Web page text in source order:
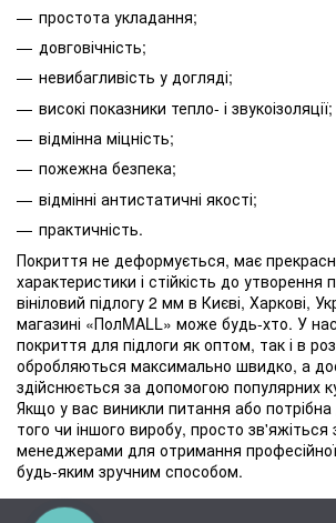
простота укладання;
довговічність;
невибагливість у догляді;
високі показники тепло- і звукоізоляції;
відмінна міцність;
пожежна безпека;
відмінні антистатичні якості;
практичність.
Покриття не деформується, має
характеристики і стійкість до
вініловий підлогу 2 мм в Києві, Харкові,
магазині «ПолMALL» може будь-хто. У
покриття для підлоги як оптом, так і в
обробляються максимально швидко, а
здійснюється за допомогою популярних
Якщо у вас виникли питання або потрібна
того чи іншого виробу, просто
менеджерами для отримання професійної
будь-яким зручним способом.